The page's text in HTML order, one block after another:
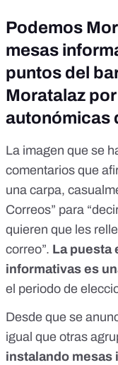
Podemos
mesas
puntos del
Moratalaz
autonómicas
La imagen que se
comentarios que
una carpa,
Correos” para
quieren que les
correo”. La puesta
informativas es
el periodo de
Desde que se
igual que otras
instalando mesas